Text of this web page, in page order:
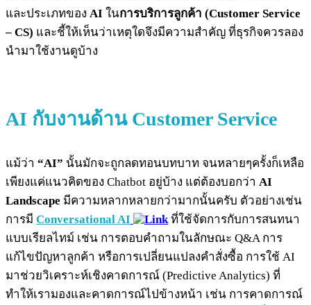
และประเภทของ AI ในการบริการลูกค้า (Customer Service
– CS) และชี้ให้เห็นว่าเหตุใดจึงมีความสำคัญ ที่ธุรกิจควรลอง
นำมาใช้งานดูบ้าง
AI กับงานด้าน Customer Service
แม้ว่า “AI” นั้นมักจะถูกลดทอนบทบาท จนหลายๆครั้งก็เหลือ
เพียงแค่แนวคิดของ Chatbot อยู่บ้าง แต่ต้องบอกว่า AI
Landscape มีความหลากหลายกว่ามากนั้นครับ ตัวอย่างเช่น
การมี Conversational AI
ที่ใช้จัดการกับการสนทนา
แบบเรียลไทม์ เช่น การตอบคำถามในลักษณะ Q&A การ
แก้ไขปัญหาลูกค้า หรือการเปลี่ยนแปลงคำสั่งซื้อ การใช้ AI
มาช่วยวิเคราะห์เชิงคาดการณ์ (Predictive Analytics) ที่
ทำให้เรามองและคาดการณ์ไปข้างหน้า เช่น การคาดการณ์